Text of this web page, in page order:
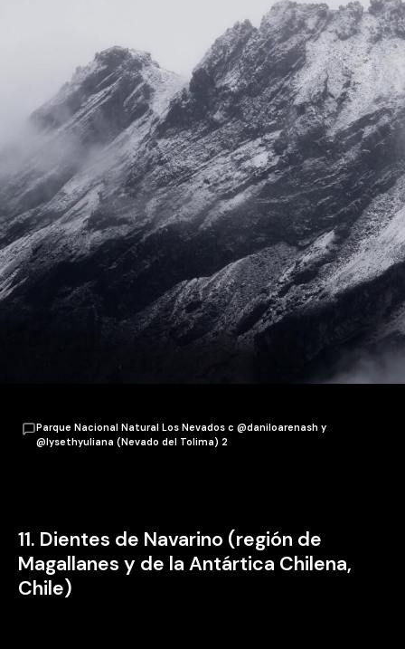
Parque Nacional Natural Los Nevados c @daniloarenash y
@lysethyuliana (Nevado del Tolima) 2
11. Dientes de Navarino (región de
Magallanes y de la Antártica Chilena,
Chile)